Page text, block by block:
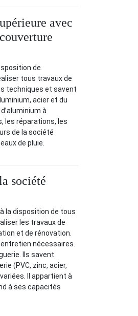
avec
de
tous travaux de
techniques et savent
acier et du
à
les réparations, les
de la société
de pluie.
société
la disposition de tous
les travaux de
et de rénovation.
nécessaires.
Ils savent
(PVC, zinc, acier,
Il appartient à
à ses capacités